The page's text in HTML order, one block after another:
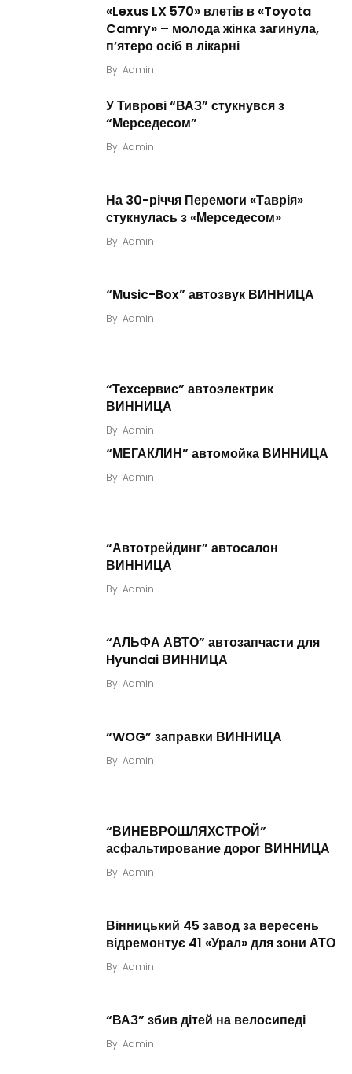
«Lexus LX 570» влетів в «Toyota
Camry» – молода жінка загинула,
п’ятеро осіб в лікарні
By Admin
У Тиврові “ВАЗ” стукнувся з
“Мерседесом”
By Admin
На 30-річчя Перемоги «Таврія»
стукнулась з «Мерседесом»
By Admin
“Мusic-Box” автозвук ВИННИЦА
By Admin
“Техсервис” автоэлектрик
ВИННИЦА
By Admin
“МЕГАКЛИН” автомойка ВИННИЦА
By Admin
“Автотрейдинг” автосалон
ВИННИЦА
By Admin
“АЛЬФА АВТО” автозапчасти для
Hyundai ВИННИЦА
By Admin
“WOG” заправки ВИННИЦА
By Admin
“ВИНЕВРОШЛЯХСТРОЙ”
асфальтирование дорог ВИННИЦА
By Admin
Вінницький 45 завод за вересень
відремонтує 41 «Урал» для зони АТО
By Admin
“ВАЗ” збив дітей на велосипеді
By Admin